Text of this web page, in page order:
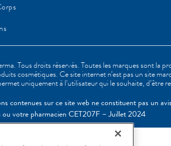
Tous droits réservés. Toutes les marques sont la
cosmétiques. Ce site internet n’est pas un site
uniquement à l’utilisateur qui le souhaite, d’être
contenues sur ce site web ne constituent pas un
votre pharmacien CET207F – Juillet 2024